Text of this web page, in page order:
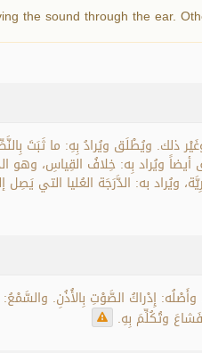
the sound through the ear.
ذلك. ويُطْلَق ويُرادُ بِهِ: ما ثَبَتَ
ويُراد بِه: خِلافُ القِياسِ،
ويُراد به: الدَّرَجَة العُليا التي
إِدْراكُ الصَّوْتِ بِالأُذُنِ.
وتُكُلِّمَ بِهِ.